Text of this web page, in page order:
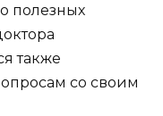
полезных
также
со своим